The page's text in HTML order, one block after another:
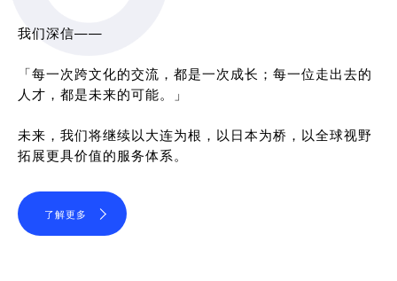
我们深信——
「每一次跨文化的交流，都是一次成长；每一位走出去的
人才，都是未来的可能。」
未来，我们将继续以大连为根，以日本为桥，以全球视野
拓展更具价值的服务体系。
了解更多